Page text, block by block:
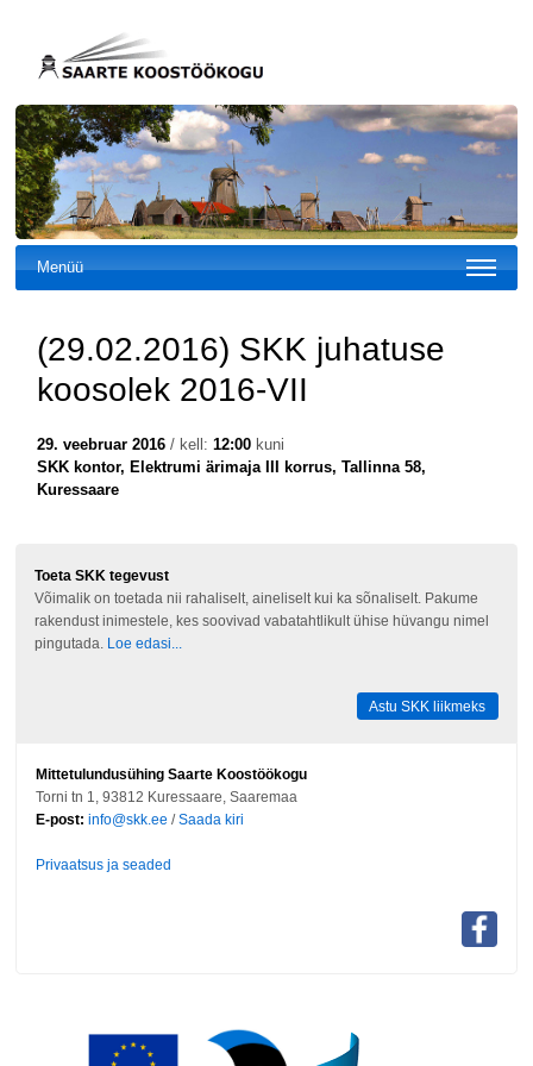
Menüü
(29.02.2016) SKK juhatuse
koosolek 2016-VII
29. veebruar 2016/ kell: 12:00kuni
SKK kontor, Elektrumi ärimaja III korrus, Tallinna 58,
Kuressaare
Toeta SKK tegevust
Võimalik on toetada nii rahaliselt, aineliselt kui ka sõnaliselt. Pakume
rakendust inimestele, kes soovivad vabatahtlikult ühise hüvangu nimel
pingutada. Loe edasi...
Astu SKK liikmeks
Mittetulundusühing Saarte Koostöökogu
Torni tn 1, 93812 Kuressaare, Saaremaa
E-post: info@skk.ee /Saada kiri
Privaatsus ja seaded